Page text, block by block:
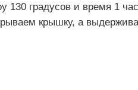
градусов и время 1
крышку, а